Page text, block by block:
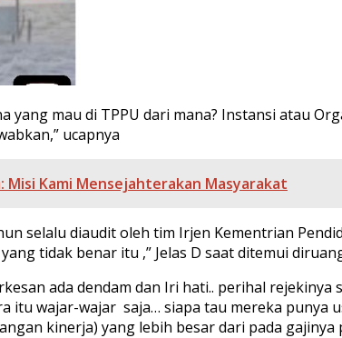
yang mau di TPPU dari mana? Instansi atau
ucapnya
Misi Kami Mensejahterakan Masyarakat
selalu diaudit oleh tim Irjen Kementrian
tidak benar itu ,” Jelas D saat ditemui
ada dendam dan Iri hati.. perihal rejekinya
itu wajar-wajar saja… siapa tau mereka punya
kinerja) yang lebih besar dari pada